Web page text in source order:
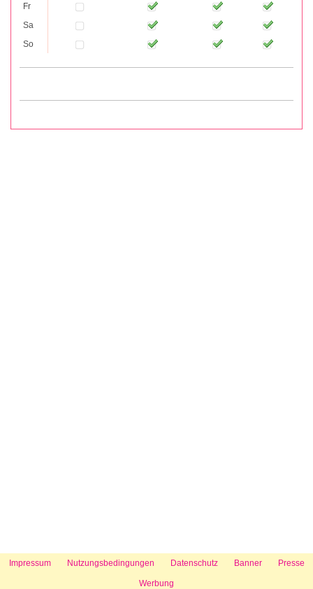
Fr
Sa
So
Impressum Nutzungsbedingungen Datenschutz Banner Presse
Werbung